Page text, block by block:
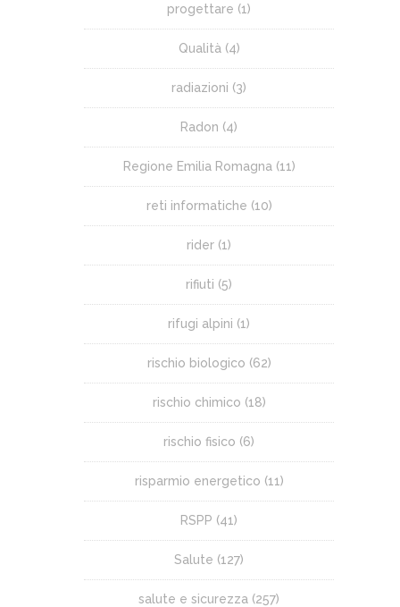
progettare (1)
Qualità (4)
radiazioni (3)
Radon (4)
Regione Emilia Romagna (11)
reti informatiche (10)
rider (1)
rifiuti (5)
rifugi alpini (1)
rischio biologico (62)
rischio chimico (18)
rischio fisico (6)
risparmio energetico (11)
RSPP (41)
Salute (127)
salute e sicurezza (257)